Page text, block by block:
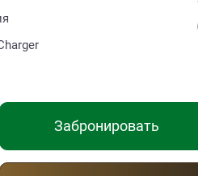
Забронировать